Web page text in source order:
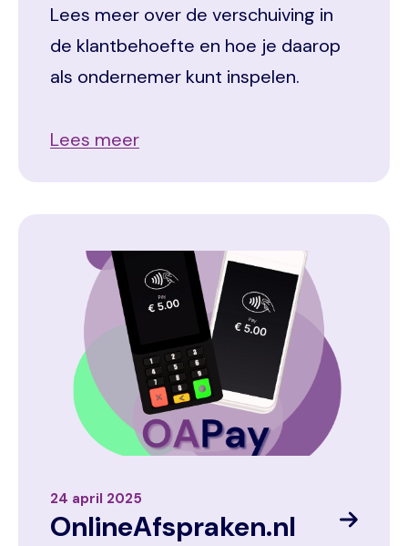
Lees meer over de verschuiving in
de klantbehoefte en hoe je daarop
als ondernemer kunt inspelen.
Lees meer
Image
24 april 2025
OnlineAfspraken.nl